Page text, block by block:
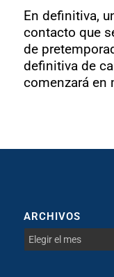
En definitiva,
contacto que
de
definitiva de
comenzará en
ARCHIVOS